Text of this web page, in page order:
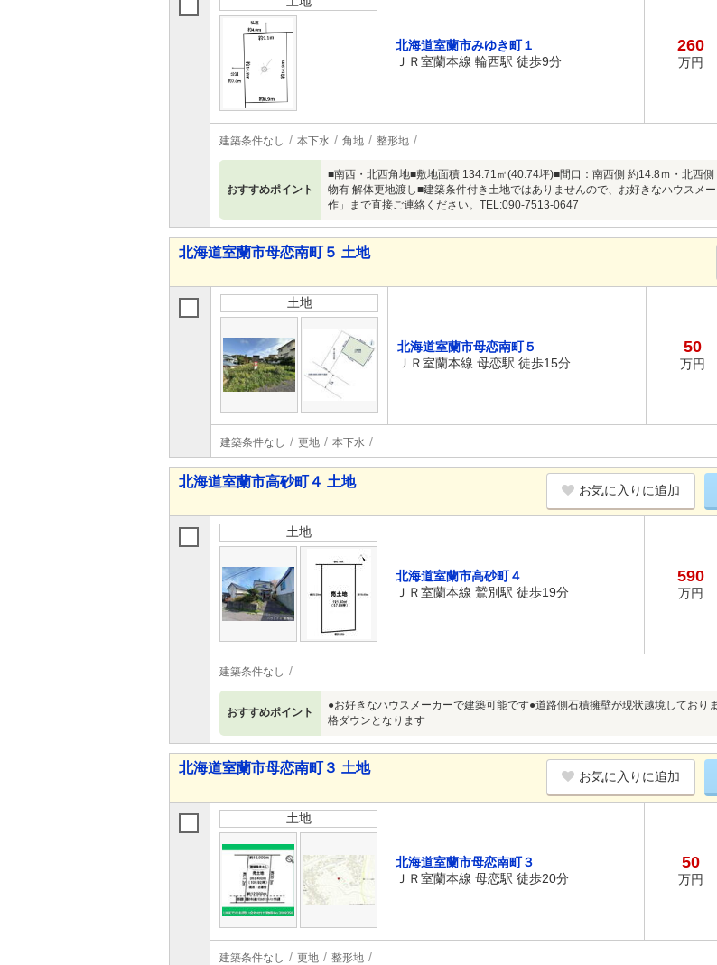
北海道室蘭市みゆき町１
ＪＲ室蘭本線 輪西駅 徒歩9分
260
万円
建築条件なし 本下水 角地 整形地
おすすめポイント
■南西・北西角地■敷地面積 134.71㎡(40.74坪)■間口：南西側 約14.8ｍ・北西
物有 解体更地渡し■建築条件付き土地ではありませんので、お好きなハウスメ
作」まで直接ご連絡ください。TEL:090-7513-0647
北海道室蘭市母恋南町５ 土地
土地
北海道室蘭市母恋南町５
ＪＲ室蘭本線 母恋駅 徒歩15分
50
万円
建築条件なし 更地 本下水
北海道室蘭市高砂町４ 土地
お気に入りに追加
土地
北海道室蘭市高砂町４
ＪＲ室蘭本線 鷲別駅 徒歩19分
590
万円
建築条件なし
おすすめポイント
●お好きなハウスメーカーで建築可能です●道路側石積擁壁が現状越境してお
格ダウンとなります
北海道室蘭市母恋南町３ 土地
お気に入りに追加
土地
北海道室蘭市母恋南町３
ＪＲ室蘭本線 母恋駅 徒歩20分
50
万円
建築条件なし 更地 整形地